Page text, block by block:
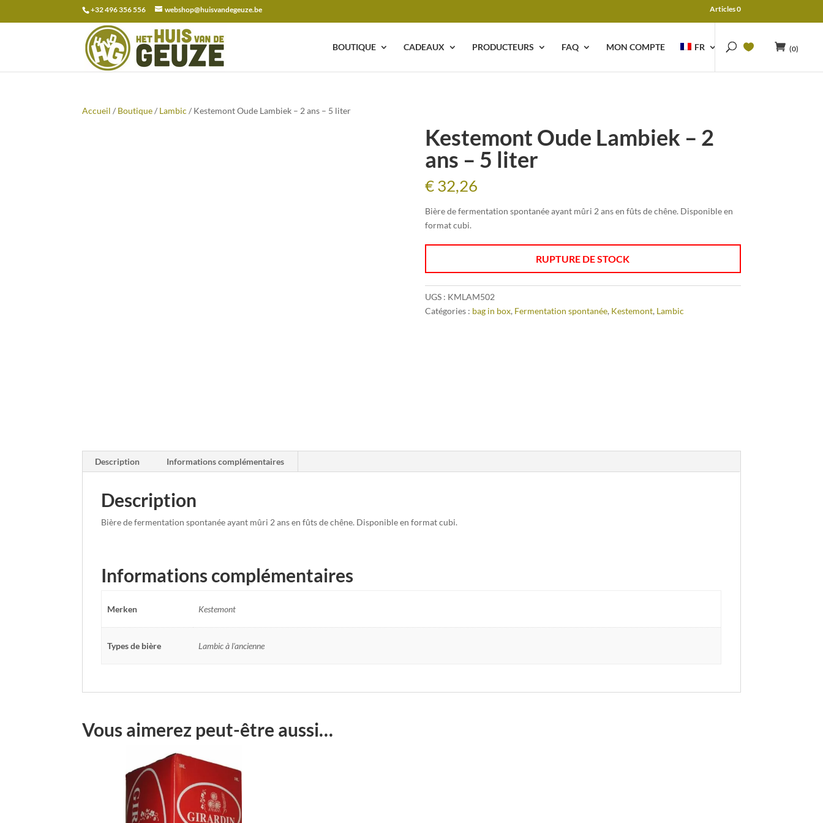
+32 496 356 556 webshop@huisvandegeuze.be Articles 0
BOUTIQUE CADEAUX PRODUCTEURS FAQ MON COMPTE FR (0)
Recherche
pour :
Accueil / Boutique/ Lambic / Kestemont Oude Lambiek – 2 ans – 5 liter
Kestemont Oude Lambiek – 2
ans – 5 liter
€32,26
Bière de fermentation spontanée ayant mûri 2 ans en fûts de chêne. Disponible en
format cubi.
RUPTURE DE STOCK
UGS : KMLAM502
Catégories : bag in box, Fermentation spontanée, Kestemont, Lambic
Description Informations complémentaires
Description
Bière de fermentation spontanée ayant mûri 2 ans en fûts de chêne. Disponible en format cubi.
Informations complémentaires
Merken Kestemont
Types de bière Lambic à l'ancienne
Vous aimerez peut-être aussi…